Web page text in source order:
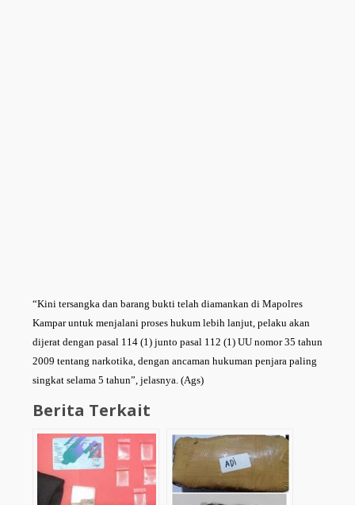
“Kini tersangka dan barang bukti telah diamankan di Mapolres
Kampar untuk menjalani proses hukum lebih lanjut, pelaku akan
dijerat dengan pasal 114 (1) junto pasal 112 (1) UU nomor 35 tahun
2009 tentang narkotika, dengan ancaman hukuman penjara paling
singkat selama 5 tahun”, jelasnya. (Ags)
Berita Terkait